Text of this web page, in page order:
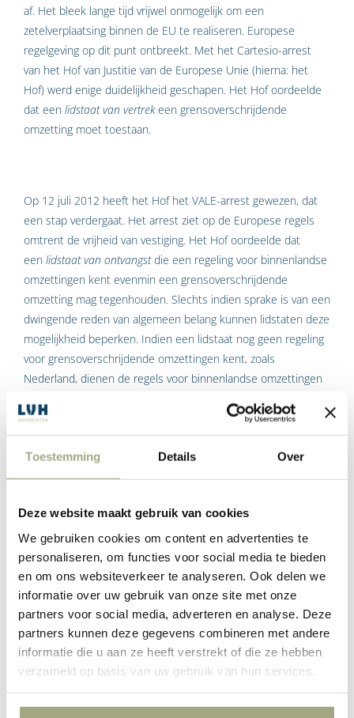
Toestemming Details Over
Deze website maakt gebruik van cookies
We gebruiken cookies om content en advertenties te
personaliseren, om functies voor social media te bieden
en om ons websiteverkeer te analyseren. Ook delen we
informatie over uw gebruik van onze site met onze
partners voor social media, adverteren en analyse. Deze
partners kunnen deze gegevens combineren met andere
informatie die u aan ze heeft verstrekt of die ze hebben
verzameld op basis van uw gebruik van hun services.
af. Het bleek lange tijd vrijwel onmogelijk om een
zetelverplaatsing binnen de EU te realiseren. Europese
regelgeving op dit punt ontbreekt. Met het Cartesio-arrest
van het Hof van Justitie van de Europese Unie (hierna: het
Hof) werd enige duidelijkheid geschapen. Het Hof oordeelde
dat een lidstaat van vertrekeen grensoverschrijdende
omzetting moet toestaan.
Op 12 juli 2012 heeft het Hof het VALE-arrest gewezen, dat
een stap verdergaat. Het arrest ziet op de Europese regels
omtrent de vrijheid van vestiging. Het Hof oordeelde dat
een lidstaat van ontvangstdie een regeling voor binnenlandse
omzettingen kent evenmin een grensoverschrijdende
omzetting mag tegenhouden. Slechts indien sprake is van een
dwingende reden van algemeen belang kunnen lidstaten deze
mogelijkheid beperken. Indien een lidstaat nog geen regeling
voor grensoverschrijdende omzettingen kent, zoals
Nederland, dienen de regels voor binnenlandse omzettingen
regeling inzake grensoverschrijdende omzettingen vormt geen
reden de vestigingsvrijheid te beperken.
te realiseren waarbij het toepasselijke recht wijzigt en de
rechtspersoonlijkheid van de vennootschap wordt behouden,
mits aan de vennootschappelijke bepalingen van zowel de
lidstaat van vertrek als de ontvangende lidstaat wordt voldaan.
De mogelijkheid tot grensoverschrijdende omzetting is door
dit arrest vergroot. Op welke wijze het VALE-arrest in de
praktijk zijn uitwerking zal hebben, is nog niet volledig
duidelijk. Wellicht zal het arrest een opstap zijn naar Europese
regelgeving inzake grensoverschrijdende omzetting van
vennootschappen.